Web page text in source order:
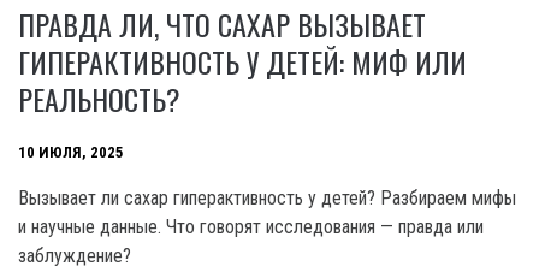
ПРАВДА ЛИ, ЧТО САХАР ВЫЗЫВАЕТ
ГИПЕРАКТИВНОСТЬ У ДЕТЕЙ: МИФ ИЛИ
РЕАЛЬНОСТЬ?
10 ИЮЛЯ, 2025
Вызывает ли сахар гиперактивность у детей? Разбираем мифы
и научные данные. Что говорят исследования — правда или
заблуждение?